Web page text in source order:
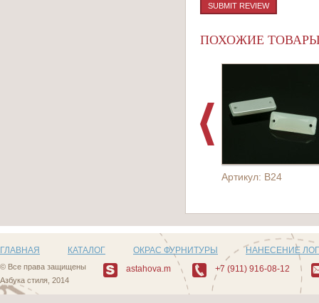
ПОХОЖИЕ
Артикул: B24
ГЛАВНАЯ КАТАЛОГ ОКРАС ФУРНИТУРЫ НАНЕСЕНИЕ
© Все права защищены
Азбука стиля, 2014
astahova.m +7 (911) 916-08-12